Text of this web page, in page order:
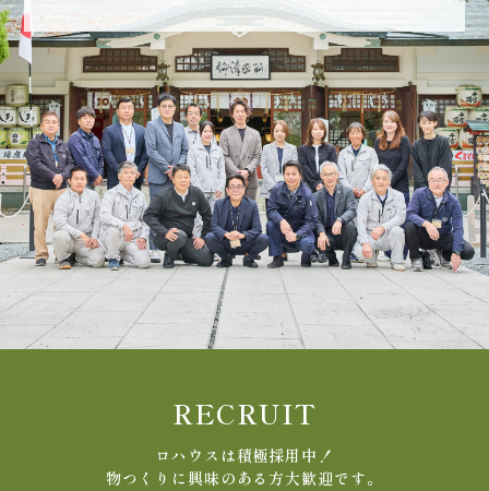
RECRUIT
ロハウスは積極採用中！
物つくりに興味のある方大歓迎です。